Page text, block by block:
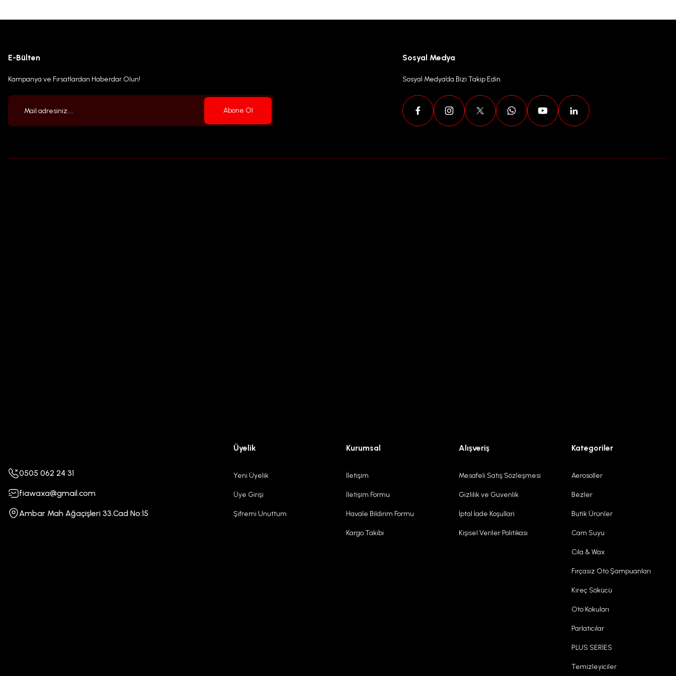
E-Bülten
Kampanya ve Fırsatlardan Haberdar Olun!
Abone Ol
Sosyal Medya
Sosyal Medya’da Bizi Takip Edin.
0505 062 24 31
fiawaxa@gmail.com
Ambar Mah Ağaçişleri 33.Cad No:15
Üyelik
Yeni Üyelik
Üye Girişi
Şifremi Unuttum
Kurumsal
İletişim
İletişim Formu
Havale Bildirim Formu
Kargo Takibi
Alışveriş
Mesafeli Satış Sözleşmesi
Gizlilik ve Güvenlik
İptal İade Koşullari
Kişisel Veriler Politikası
Kategoriler
Aerosoller
Bezler
Butik Ürünler
Cam Suyu
Cila & Wax
Fırçasız Oto Şampuanları
Kireç Sökücü
Oto Kokuları
Parlatıcılar
PLUS SERİES
Temizleyiciler